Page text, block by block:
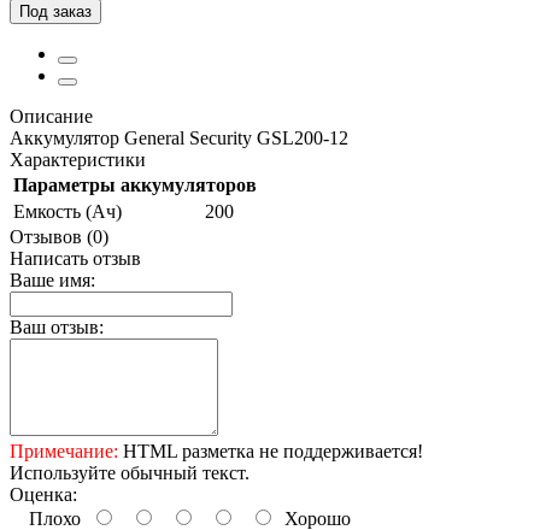
Под заказ
Описание
Аккумулятор General Security GSL200-12
Характеристики
Параметры аккумуляторов
Емкость (Ач)
200
Отзывов (0)
Написать отзыв
Ваше имя:
Ваш отзыв:
Примечание: HTML разметка не поддерживается!
Используйте обычный текст.
Оценка:
Плохо
Хорошо